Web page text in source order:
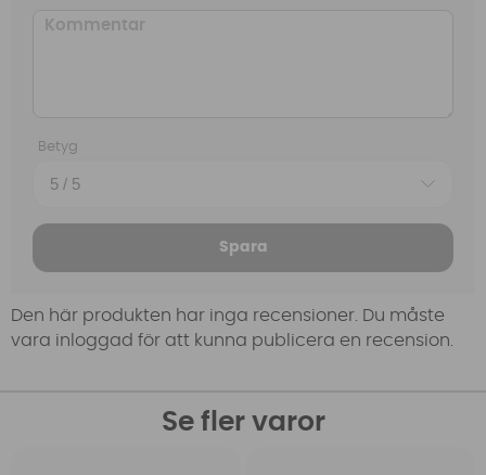
Betyg
Spara
Den här produkten har inga recensioner. Du måste
vara inloggad för att kunna publicera en recension.
Se fler varor